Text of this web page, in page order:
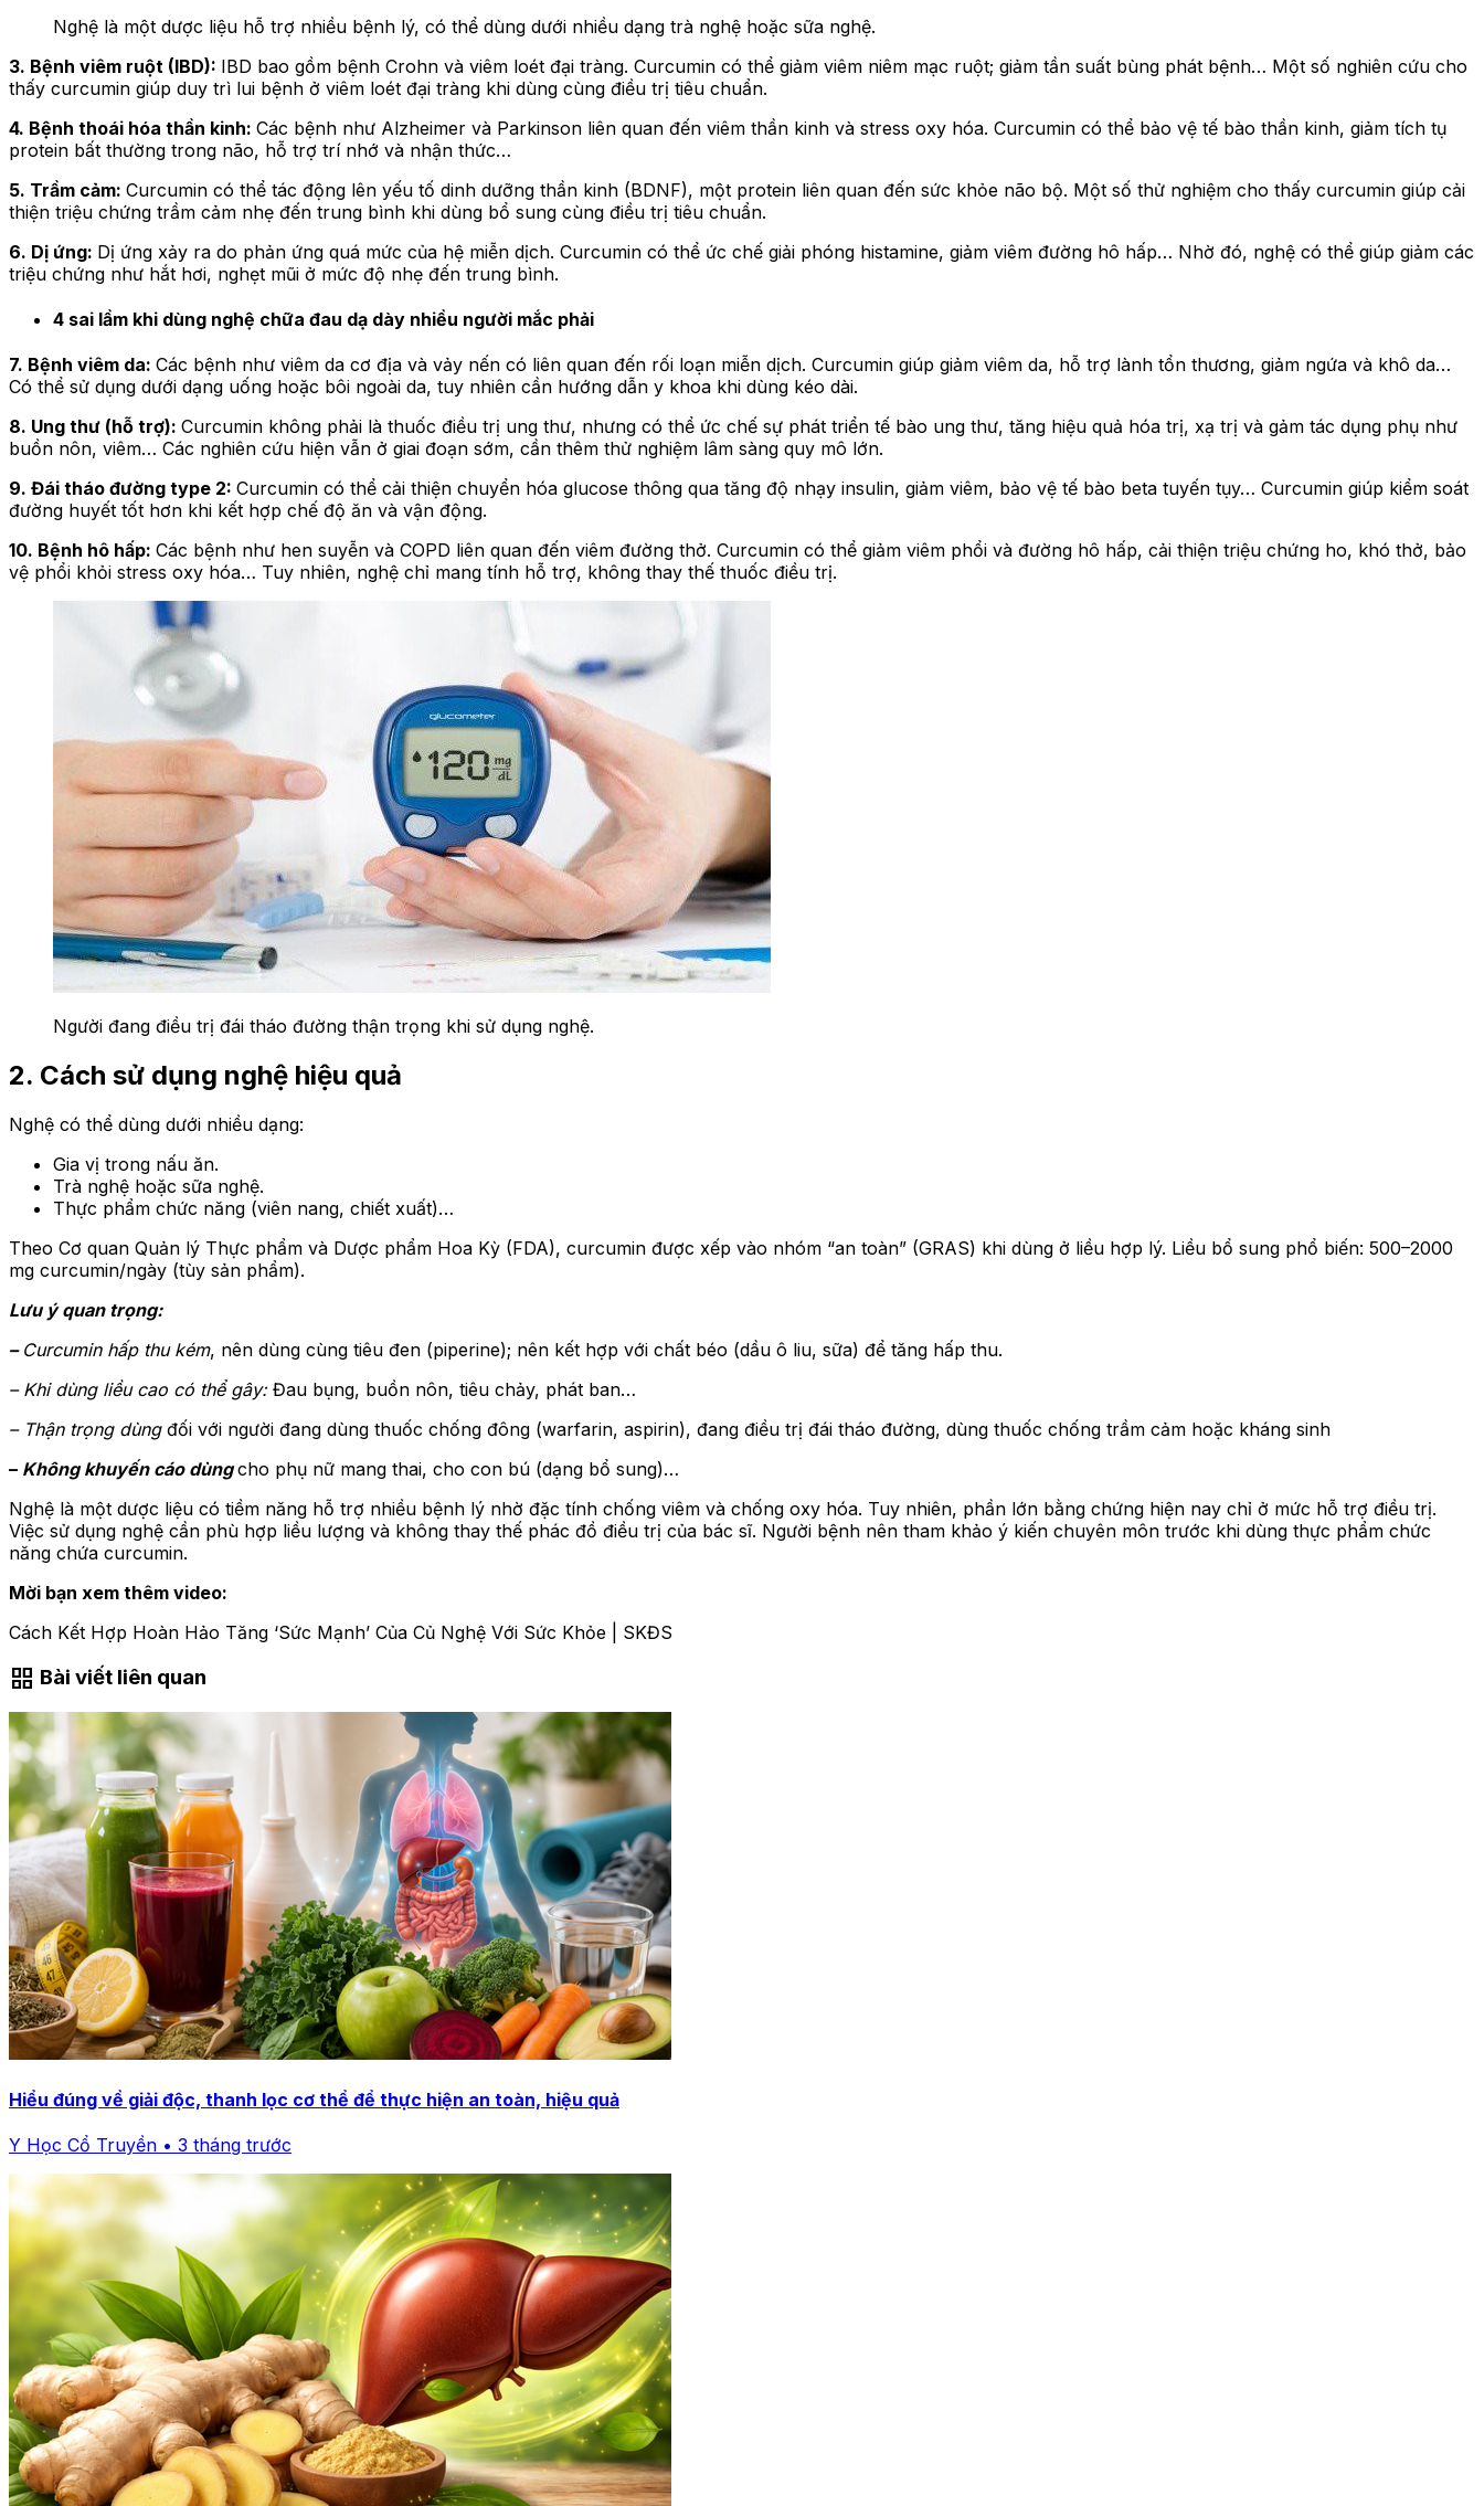
Nghệ là một dược liệu hỗ trợ nhiều bệnh lý, có thể dùng dưới nhiều dạng trà nghệ hoặc sữa nghệ.
3. Bệnh viêm ruột (IBD): IBD bao gồm bệnh Crohn và viêm loét đại tràng. Curcumin có thể giảm viêm niêm mạc ruột; giảm tần suất bùng phát bệnh… Một số nghiên cứu cho
thấy curcumin giúp duy trì lui bệnh ở viêm loét đại tràng khi dùng cùng điều trị tiêu chuẩn.
4. Bệnh thoái hóa thần kinh: Các bệnh như Alzheimer và Parkinson liên quan đến viêm thần kinh và stress oxy hóa. Curcumin có thể bảo vệ tế bào thần kinh, giảm tích tụ
protein bất thường trong não, hỗ trợ trí nhớ và nhận thức…
5. Trầm cảm: Curcumin có thể tác động lên yếu tố dinh dưỡng thần kinh (BDNF), một protein liên quan đến sức khỏe não bộ. Một số thử nghiệm cho thấy curcumin giúp cải
thiện triệu chứng trầm cảm nhẹ đến trung bình khi dùng bổ sung cùng điều trị tiêu chuẩn.
6. Dị ứng: Dị ứng xảy ra do phản ứng quá mức của hệ miễn dịch. Curcumin có thể ức chế giải phóng histamine, giảm viêm đường hô hấp… Nhờ đó, nghệ có thể giúp giảm các
triệu chứng như hắt hơi, nghẹt mũi ở mức độ nhẹ đến trung bình.
4 sai lầm khi dùng nghệ chữa đau dạ dày nhiều người mắc phải
7. Bệnh viêm da: Các bệnh như viêm da cơ địa và vảy nến có liên quan đến rối loạn miễn dịch. Curcumin giúp giảm viêm da, hỗ trợ lành tổn thương, giảm ngứa và khô da…
Có thể sử dụng dưới dạng uống hoặc bôi ngoài da, tuy nhiên cần hướng dẫn y khoa khi dùng kéo dài.
8. Ung thư (hỗ trợ): Curcumin không phải là thuốc điều trị ung thư, nhưng có thể ức chế sự phát triển tế bào ung thư, tăng hiệu quả hóa trị, xạ trị và gảm tác dụng phụ như
buồn nôn, viêm… Các nghiên cứu hiện vẫn ở giai đoạn sớm, cần thêm thử nghiệm lâm sàng quy mô lớn.
9. Đái tháo đường type 2: Curcumin có thể cải thiện chuyển hóa glucose thông qua tăng độ nhạy insulin, giảm viêm, bảo vệ tế bào beta tuyến tụy… Curcumin giúp kiểm soát
đường huyết tốt hơn khi kết hợp chế độ ăn và vận động.
10. Bệnh hô hấp: Các bệnh như hen suyễn và COPD liên quan đến viêm đường thở. Curcumin có thể giảm viêm phổi và đường hô hấp, cải thiện triệu chứng ho, khó thở, bảo
vệ phổi khỏi stress oxy hóa… Tuy nhiên, nghệ chỉ mang tính hỗ trợ, không thay thế thuốc điều trị.
Người đang điều trị đái tháo đường thận trọng khi sử dụng nghệ.
2. Cách sử dụng nghệ hiệu quả
Nghệ có thể dùng dưới nhiều dạng:
Gia vị trong nấu ăn.
Trà nghệ hoặc sữa nghệ.
Thực phẩm chức năng (viên nang, chiết xuất)…
Theo Cơ quan Quản lý Thực phẩm và Dược phẩm Hoa Kỳ (FDA), curcumin được xếp vào nhóm “an toàn” (GRAS) khi dùng ở liều hợp lý. Liều bổ sung phổ biến: 500–2000
mg curcumin/ngày (tùy sản phẩm).
Lưu ý quan trọng:
– Curcumin hấp thu kém, nên dùng cùng tiêu đen (piperine); nên kết hợp với chất béo (dầu ô liu, sữa) để tăng hấp thu.
– Khi dùng liều cao có thể gây: Đau bụng, buồn nôn, tiêu chảy, phát ban…
– Thận trọng dùng đối với người đang dùng thuốc chống đông (warfarin, aspirin), đang điều trị đái tháo đường, dùng thuốc chống trầm cảm hoặc kháng sinh
– Không khuyến cáo dùngcho phụ nữ mang thai, cho con bú (dạng bổ sung)…
Nghệ là một dược liệu có tiềm năng hỗ trợ nhiều bệnh lý nhờ đặc tính chống viêm và chống oxy hóa. Tuy nhiên, phần lớn bằng chứng hiện nay chỉ ở mức hỗ trợ điều trị.
Việc sử dụng nghệ cần phù hợp liều lượng và không thay thế phác đồ điều trị của bác sĩ. Người bệnh nên tham khảo ý kiến chuyên môn trước khi dùng thực phẩm chức
năng chứa curcumin.
Mời bạn xem thêm video:
Cách Kết Hợp Hoàn Hảo Tăng ‘Sức Mạnh’ Của Củ Nghệ Với Sức Khỏe | SKĐS
grid_view Bài viết liên quan
Hiểu đúng về giải độc, thanh lọc cơ thể để thực hiện an toàn, hiệu quả
Y Học Cổ Truyền • 3 tháng trước